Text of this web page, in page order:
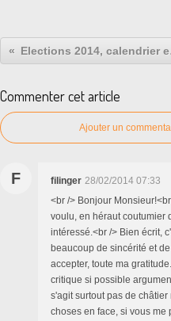
Commenter cet article
Ajouter un
F filinger 28/02/2014 07:33
<br /> Bonjour
voulu, en héraut coutumier
intéressé.<br /> Bien écrit,
beaucoup de sincérité et
accepter, toute ma
critique si possible
s'agit surtout pas de
choses en face, si vous me